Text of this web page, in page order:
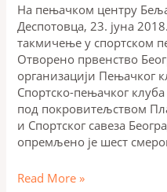
На пењачком центру
Деспотовца, 23. јуна
такмичење у спортском
Oтворено првенство
организацији Пењачког
Спортско-пењачког
под покровитељством
и Спортског савеза
опремљено је шест
Read More »